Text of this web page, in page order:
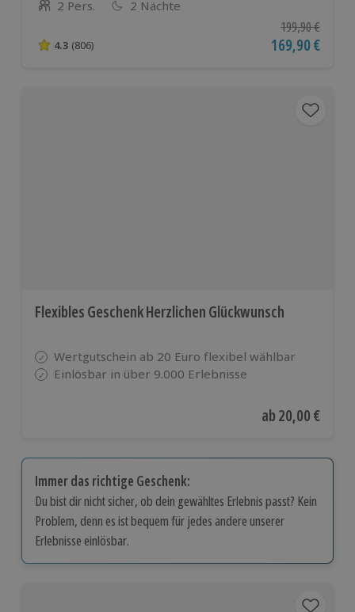
Anzahl der Teilnehmer
2 Pers. 2 Nächte
4.3 von 5 Sternen basierend auf 806 Bewertungen
4.3 (806)
Ursprünglicher
199,90 €
Aktueller Preis
169,90 €
Flexibles Geschenk Herzlichen Glückwunsch
Wertgutschein ab 20 Euro flexibel wählbar
Einlösbar in über 9.000 Erlebnisse
Aktueller Preis
ab20,00 €
Immer das richtige Geschenk:
Du bist dir nicht sicher, ob dein gewähltes Erlebnis passt? Kein
Problem, denn es ist bequem für jedes andere unserer
Erlebnisse einlösbar.